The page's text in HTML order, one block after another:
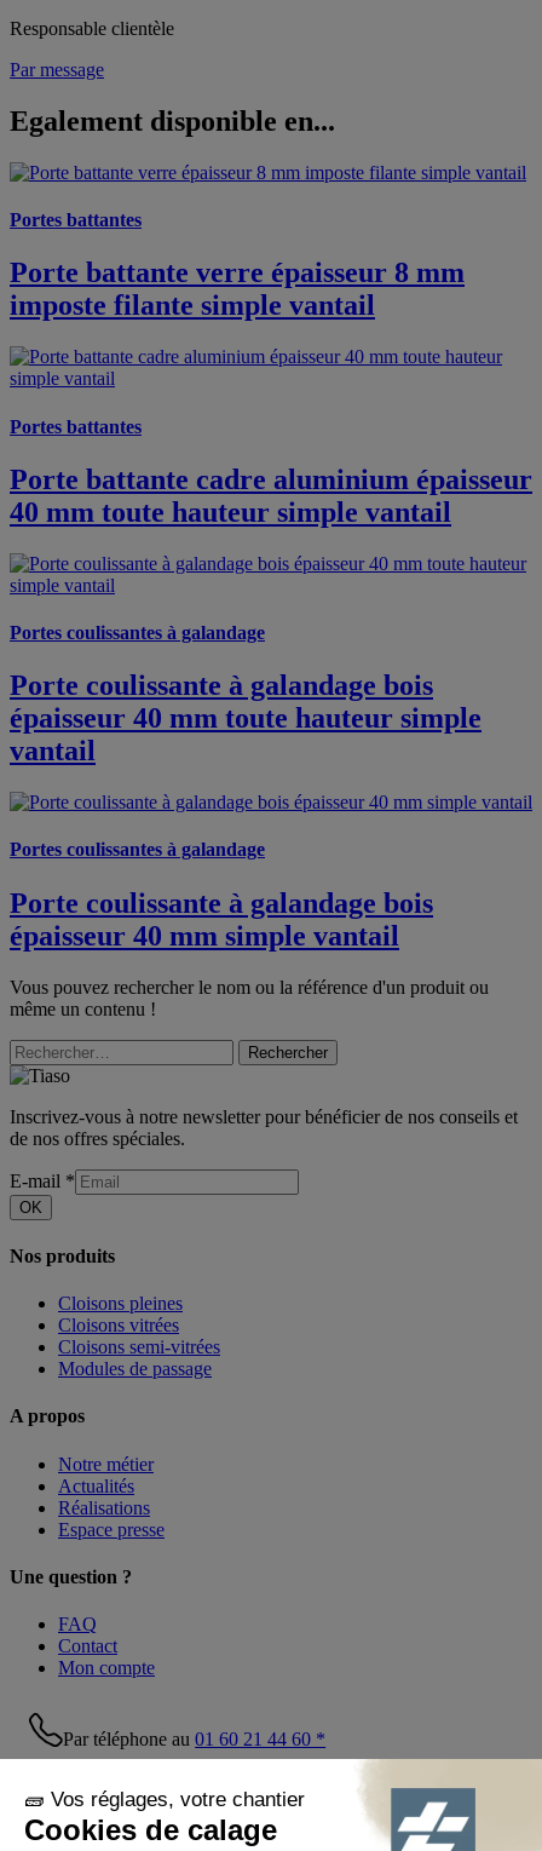
Responsable clientèle
Par message
Egalement disponible en...
Portes battantes
Porte battante verre épaisseur 8 mm
imposte filante simple vantail
Portes battantes
Porte battante cadre aluminium épaisseur
40 mm toute hauteur simple vantail
Portes coulissantes à galandage
Porte coulissante à galandage bois
épaisseur 40 mm toute hauteur simple
vantail
Portes coulissantes à galandage
Porte coulissante à galandage bois
épaisseur 40 mm simple vantail
Vous pouvez rechercher le nom ou la référence d'un produit ou
même un contenu !
Rechercher
Inscrivez-vous à notre newsletter pour bénéficier de nos conseils et
de nos offres spéciales.
E-mail *
OK
Nos produits
Cloisons pleines
Cloisons vitrées
Cloisons semi-vitrées
Modules de passage
A propos
Notre métier
Actualités
Réalisations
Espace presse
Une question ?
FAQ
Contact
Mon compte
Par téléphone au01 60 21 44 60 *
Suivez-nous !